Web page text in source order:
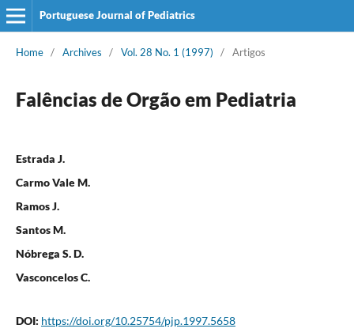
Portuguese Journal of Pediatrics
Home / Archives / Vol. 28 No. 1 (1997) / Artigos
Falências de Orgão em Pediatria
Estrada J.
Carmo Vale M.
Ramos J.
Santos M.
Nóbrega S. D.
Vasconcelos C.
DOI: https://doi.org/10.25754/pjp.1997.5658